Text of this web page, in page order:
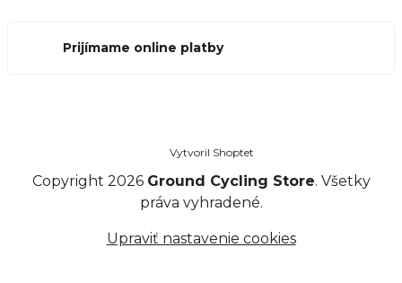
Prijímame online platby
Vytvoril Shoptet
Copyright 2026 Ground Cycling Store. Všetky
práva vyhradené.
Upraviť nastavenie cookies